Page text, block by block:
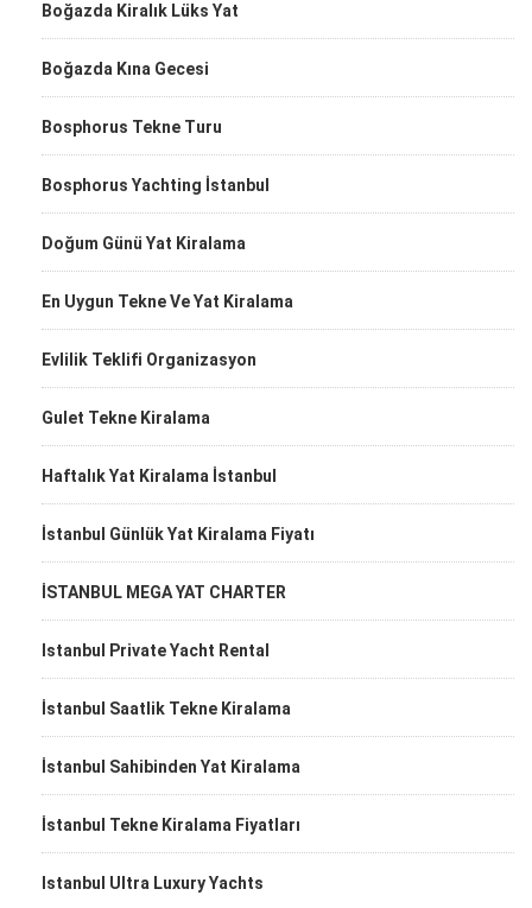
Boğazda Kiralık Lüks Yat
Boğazda Kına Gecesi
Bosphorus Tekne Turu
Bosphorus Yachting İstanbul
Doğum Günü Yat Kiralama
En Uygun Tekne Ve Yat Kiralama
Evlilik Teklifi Organizasyon
Gulet Tekne Kiralama
Haftalık Yat Kiralama İstanbul
İstanbul Günlük Yat Kiralama Fiyatı
İSTANBUL MEGA YAT CHARTER
Istanbul Private Yacht Rental
İstanbul Saatlik Tekne Kiralama
İstanbul Sahibinden Yat Kiralama
İstanbul Tekne Kiralama Fiyatları
Istanbul Ultra Luxury Yachts